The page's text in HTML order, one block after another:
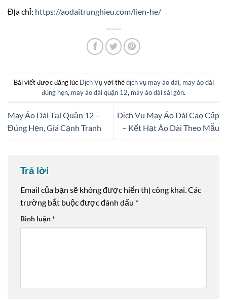
Địa chỉ: https://aodaitrunghieu.com/lien-he/
Bài viết được đăng lúc Dịch Vụvới thẻdịch vụ may áo dài, may áo dài
đúng hẹn, may áo dài quận 12, may áo dài sài gòn.
May Áo Dài Tại Quận 12 –
Đúng Hẹn, Giá Cạnh Tranh
Dịch Vụ May Áo Dài Cao Cấp
– Kết Hạt Áo Dài Theo Mẫu
Trả lời
Email của bạn sẽ không được hiển thị công khai.Các
trường bắt buộc được đánh dấu *
Bình luận*